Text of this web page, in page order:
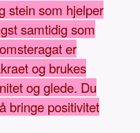
stein som hjelper
samtidig som
er
og brukes
og glede. Du
bringe positivitet